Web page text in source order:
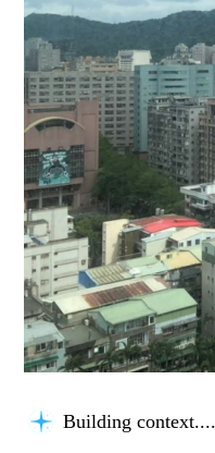
Building context...